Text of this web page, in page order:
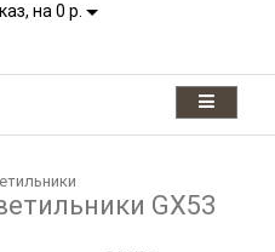
на 0 р.
GX53